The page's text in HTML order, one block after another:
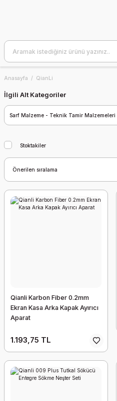
Anasayfa QianLi
İlgili Alt Kategoriler
Sarf Malzeme - Teknik Tamir Malzemeleri
Stoktakiler
Qianli Karbon Fiber 0.2mm
Ekran Kasa Arka Kapak Ayırıcı
Aparat
1.193,75 TL